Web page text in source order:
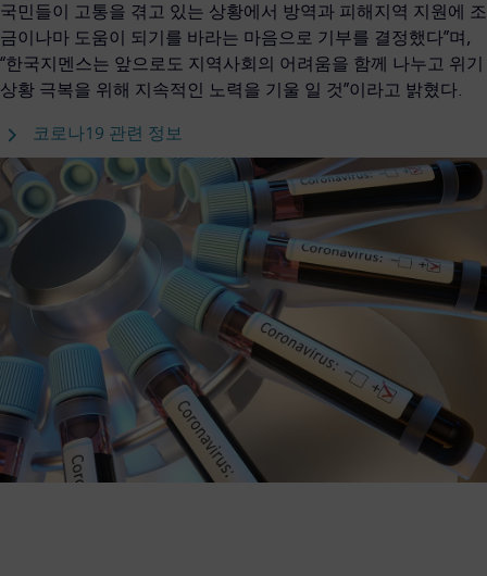
국민들이 고통을 겪고 있는 상황에서 방역과 피해지역 지원에 조
금이나마 도움이 되기를 바라는 마음으로 기부를 결정했다”며,
“한국지멘스는 앞으로도 지역사회의 어려움을 함께 나누고 위기
상황 극복을 위해 지속적인 노력을 기울 일 것”이라고 밝혔다.
코로나19 관련 정보